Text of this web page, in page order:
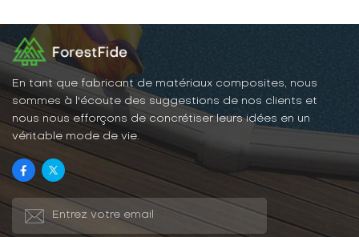
En tant que fabricant de matériaux composites, nous
sommes à l'écoute des suggestions de nos clients et
nous nous efforçons de concrétiser leurs idées en un
véritable mode de vie.